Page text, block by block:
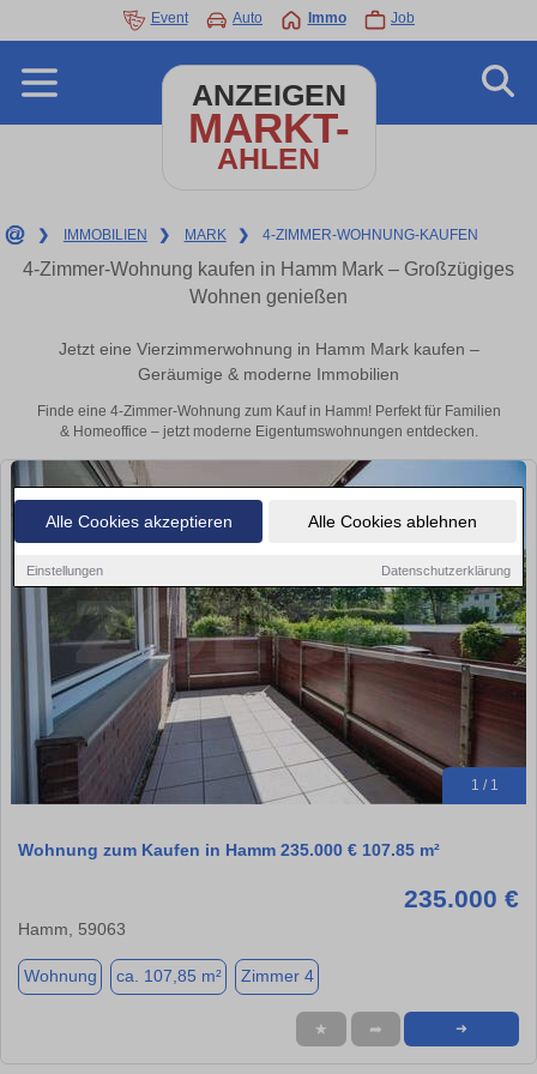
Alle Cookies akzeptieren Alle Cookies ablehnen
Einstellungen Datenschutzerklärung
Event Auto Immo Job
ANZEIGEN
MARKT-
AHLEN
❯ IMMOBILIEN ❯ MARK ❯ 4-ZIMMER-WOHNUNG-KAUFEN
4-Zimmer-Wohnung kaufen in Hamm Mark – Großzügiges
Wohnen genießen
Jetzt eine Vierzimmerwohnung in Hamm Mark kaufen –
Geräumige & moderne Immobilien
Finde eine 4-Zimmer-Wohnung zum Kauf in Hamm! Perfekt für Familien
& Homeoffice – jetzt moderne Eigentumswohnungen entdecken.
1 / 1
Wohnung zum Kaufen in Hamm 235.000 € 107.85 m²
235.000 €
Hamm, 59063
Wohnung ca. 107,85 m² Zimmer 4
★ ➦ ➜